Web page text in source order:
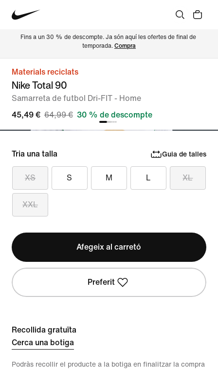
Fins a un 30 % de descompte. Ja són aquí les ofertes de final de
temporada. Compra
Materials reciclats
Nike Total 90
Samarreta de futbol Dri-FIT - Home
45,49 € 64,99 € 30 % de descompte
Tria una talla Guia de talles
XS S M L XL
XXL
Afegeix al carretó
Preferit
Recollida gratuïta
Cerca una botiga
Podràs recollir el producte a la botiga en finalitzar la compra